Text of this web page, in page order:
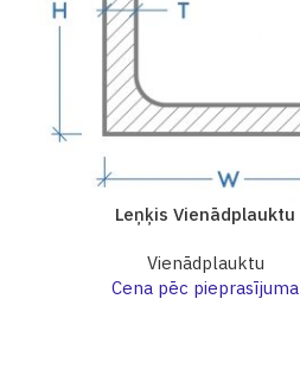
Leņķis Vienādplauktu
Vienādplauktu
Cena pēc pieprasījuma